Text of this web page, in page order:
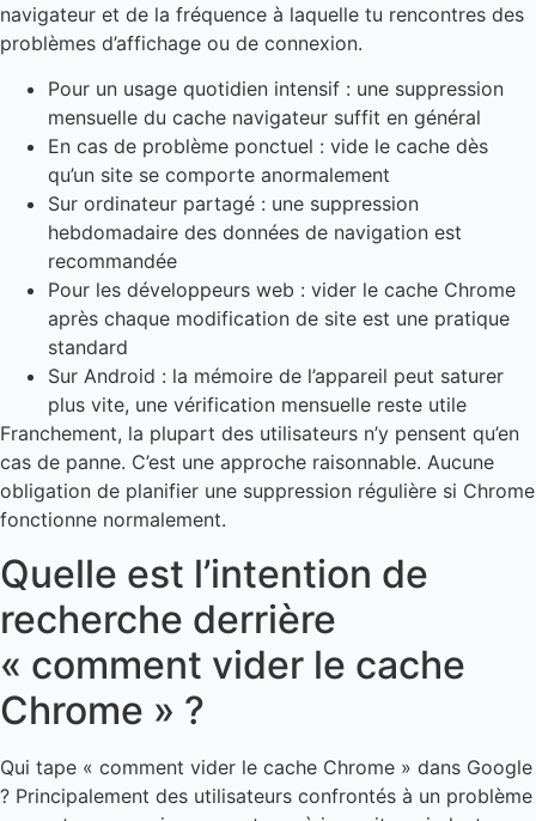
navigateur et de la fréquence à laquelle tu rencontres des
problèmes d’affichage ou de connexion.
Pour un usage quotidien intensif : une suppression
mensuelle du cache navigateur suffit en général
En cas de problème ponctuel : vide le cache dès
qu’un site se comporte anormalement
Sur ordinateur partagé : une suppression
hebdomadaire des données de navigation est
recommandée
Pour les développeurs web : vider le cache Chrome
après chaque modification de site est une pratique
standard
Sur Android : la mémoire de l’appareil peut saturer
plus vite, une vérification mensuelle reste utile
Franchement, la plupart des utilisateurs n’y pensent qu’en
cas de panne. C’est une approche raisonnable. Aucune
obligation de planifier une suppression régulière si Chrome
fonctionne normalement.
Quelle est l’intention de
recherche derrière
« comment vider le cache
Chrome » ?
Qui tape « comment vider le cache Chrome » dans Google
? Principalement des utilisateurs confrontés à un problème